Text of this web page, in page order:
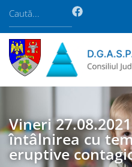
Vineri
întâlnirea cu
eruptive